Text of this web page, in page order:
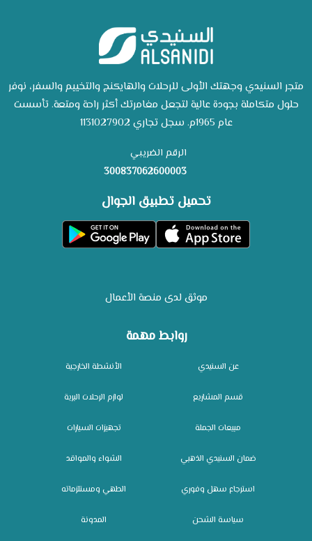
روابط مهمة
عن السنيدي
قسم المشاريع
مبيعات الجملة
ضمان السنيدي الذهبي
استرجاع سهل وفوري
سياسة الشحن
الأنشطة الخارجية
لوازم الرحلات البرية
تجهيزات السيارات
الشواء والمواقد
الطهي ومستلزماته
المدونة
متجر السنيدي وجهتك الأولى للرحلات والهايكنج والتخييم والسفر، نوفر
حلول متكاملة بجودة عالية لتجعل مغامرتك أكثر راحة ومتعة. تأسست
عام 1965م. سجل تجاري 1131027902
الرقم الضريبي
300837062600003
تحميل تطبيق الجوال
موثق لدى منصة الأعمال